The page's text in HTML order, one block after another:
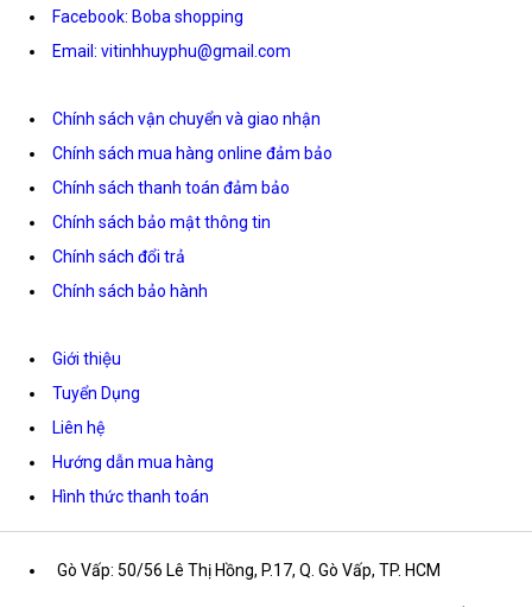
Facebook: Boba shopping
Email: vitinhhuyphu@gmail.com
Chính sách vận chuyển và giao nhận
Chính sách mua hàng online đảm bảo
Chính sách thanh toán đảm bảo
Chính sách bảo mật thông tin
Chính sách đổi trả
Chính sách bảo hành
Giới thiệu
Tuyển Dụng
Liên hệ
Hướng dẫn mua hàng
Hình thức thanh toán
Gò Vấp: 50/56 Lê Thị Hồng, P.17, Q. Gò Vấp, TP. HCM